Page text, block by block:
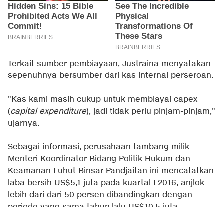
Terkait sumber pembiayaan, Justraina menyatakan
sepenuhnya bersumber dari kas internal perseroan.
"Kas kami masih cukup untuk membiayai capex
(capital expenditure), jadi tidak perlu pinjam-pinjam,"
ujarnya.
Sebagai informasi, perusahaan tambang milik
Menteri Koordinator Bidang Politik Hukum dan
Keamanan Luhut Binsar Pandjaitan ini mencatatkan
laba bersih US$5,1 juta pada kuartal I 2016, anjlok
lebih dari dari 50 persen dibandingkan dengan